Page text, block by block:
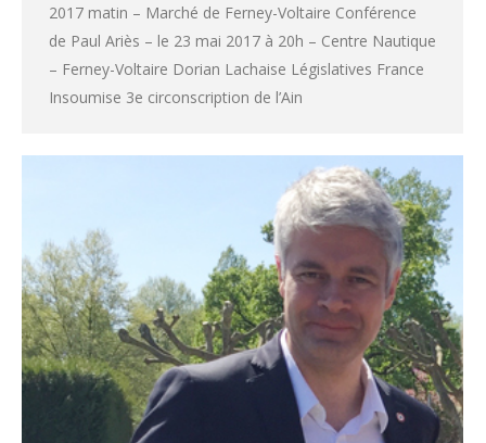
2017 matin – Marché de Ferney-Voltaire Conférence
de Paul Ariès – le 23 mai 2017 à 20h – Centre Nautique
– Ferney-Voltaire Dorian Lachaise Législatives France
Insoumise 3e circonscription de l’Ain